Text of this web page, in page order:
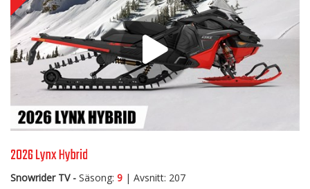
2026 Lynx Hybrid
Snowrider TV - Säsong: 9 | Avsnitt: 207